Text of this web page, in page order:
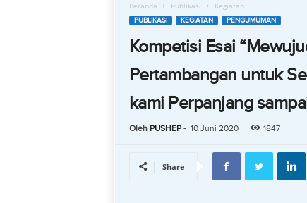
Beranda Publikasi Kegiatan
PUBLIKASI KEGIATAN PENGUMUMAN
Kompetisi Esai
Pertambangan untuk
kami Perpanjang
Oleh PUSHEP- 10 Juni 2020 1847
Share